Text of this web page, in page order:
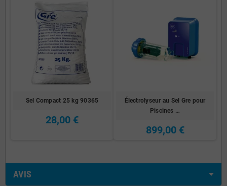
Sel Compact 25 kg 90365
28,00 €
Électrolyseur au Sel Gre pour
Piscines …
899,00 €
AVIS